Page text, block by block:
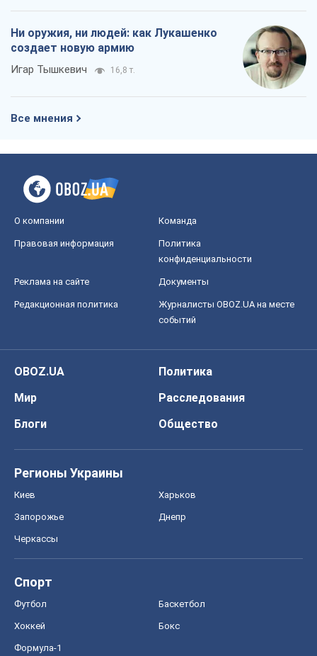
Ни оружия, ни людей: как Лукашенко
создает новую армию
Игар Тышкевич 16,8 т.
Все мнения
О компании Команда
Правовая информация
Политика
конфиденциальности
Реклама на сайте Документы
Редакционная политика
Журналисты OBOZ.UA на месте
событий
OBOZ.UA
Политика
Мир
Расследования
Блоги
Общество
Регионы Украины
Киев Харьков
Запорожье Днепр
Черкассы
Спорт
Футбол Баскетбол
Хоккей Бокс
Формула-1